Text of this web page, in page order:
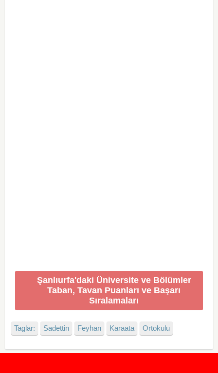
Şanlıurfa'daki Üniversite ve Bölümler
Taban, Tavan Puanları ve Başarı
Sıralamaları
Taglar: Sadettin Feyhan Karaata Ortokulu